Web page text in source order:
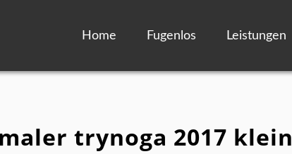
Home Fugenlos Leistungen
trynoga 2017 klein